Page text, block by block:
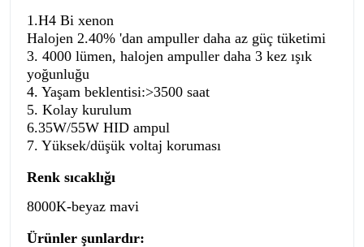
1.H4 Bi xenon
Halojen 2.40% 'dan ampuller daha az güç tüketimi
3. 4000 lümen, halojen ampuller daha 3 kez ışık
yoğunluğu
4. Yaşam beklentisi:>3500 saat
5. Kolay kurulum
6.35W/55W HID ampul
7. Yüksek/düşük voltaj koruması
Renk sıcaklığı
8000K-beyaz mavi
Ürünler şunlardır: